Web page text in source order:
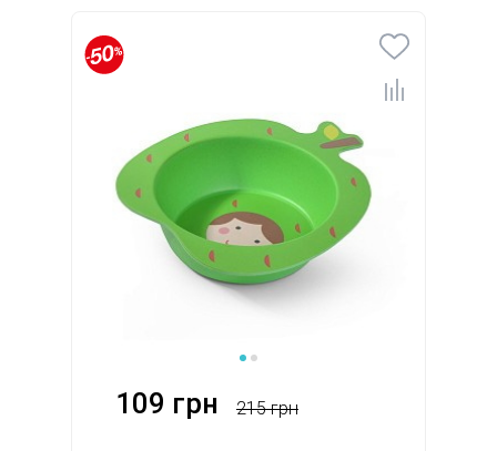
109 грн 215 грн